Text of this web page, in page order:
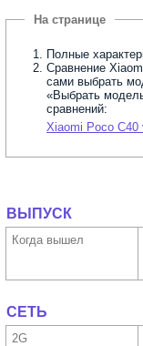
Полные
Сравнение
сами выбрать
«Выбрать
сравнений:
Xiaomi Poco C40
ВЫПУСК
Когда вышел
СЕТЬ
2G